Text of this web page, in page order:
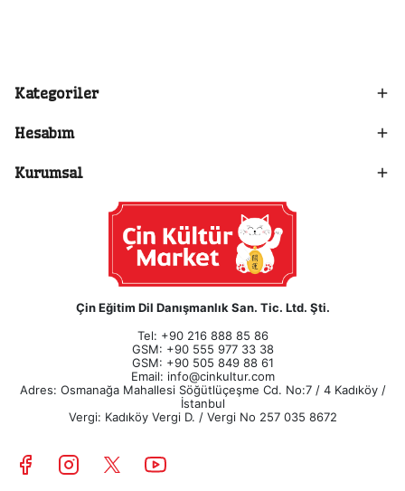
Kategoriler
Hesabım
Kurumsal
Çin Eğitim Dil Danışmanlık San. Tic. Ltd. Şti.
Tel: +90 216 888 85 86
GSM: +90 555 977 33 38
GSM: +90 505 849 88 61
Email: info@cinkultur.com
Adres: Osmanağa Mahallesi Söğütlüçeşme Cd. No:7 / 4 Kadıköy /
İstanbul
Vergi: Kadıköy Vergi D. / Vergi No 257 035 8672